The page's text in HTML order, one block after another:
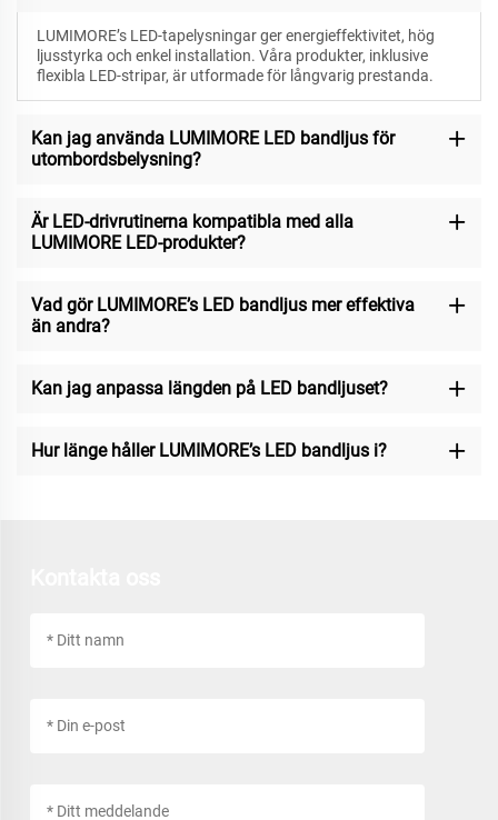
LUMIMORE’s LED-tapelysningar ger energieffektivitet, hög
ljusstyrka och enkel installation. Våra produkter, inklusive
flexibla LED-stripar, är utformade för långvarig prestanda.
Kan jag använda LUMIMORE LED bandljus för
utombordsbelysning?
Är LED-drivrutinerna kompatibla med alla
LUMIMORE LED-produkter?
Vad gör LUMIMORE’s LED bandljus mer effektiva
än andra?
Kan jag anpassa längden på LED bandljuset?
Hur länge håller LUMIMORE’s LED bandljus i?